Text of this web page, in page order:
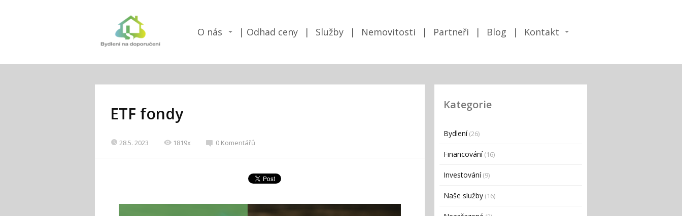
O nás Odhad ceny Služby Nemovitosti Partneři Blog Kontakt
ETF fondy
28.5. 2023 1819x 0 Komentářů
Kategorie
Bydlení(26)
Financování(16)
Investování(9)
Naše služby (16)